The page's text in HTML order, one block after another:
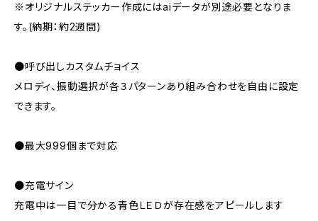
※オリジナルステッカー作成にはaiデータが別途必要となりま
す。(納期：約2週間)
●呼び出しカスタムチョイス
メロディ、振動選択が各３パターンあり組み合わせを自由に設定
できます。
●最大999個まで対応
●充電サイン
充電中は一目で分かる青色ＬＥＤが存在感をアピールします